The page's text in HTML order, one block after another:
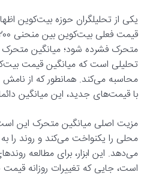
یکی از تحلیلگران حوزه بیت‌کوین
تحلیلی است که میانگین قیمت
محاسبه می‌کند. همانطور که از
با قیمت‌های جدید، این میانگین
مزیت اصلی میانگین متحرک این
محلی را یکنواخت می‌کند و روند را
می‌دهد. این ابزار، برای مطالعه
است، جایی که تغییرات روزانه